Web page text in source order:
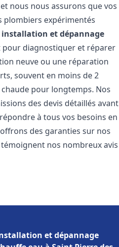
et nous nous assurons que vos
plombiers expérimentés
installation et dépannage
pour diagnostiquer et réparer
neuve ou une réparation
souvent en moins de 2
pour longtemps. Nos
des devis détaillés avant
à tous vos besoins en
des garanties sur nos
nos nombreux avis
et dépannage